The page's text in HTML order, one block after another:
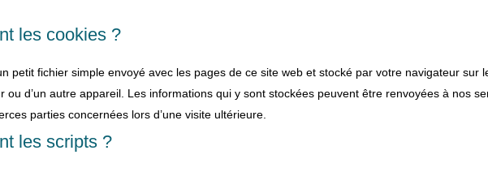
les cookies ?
petit fichier simple envoyé avec les pages de ce site web et stocké par votre navigateur sur
ou d’un autre appareil. Les informations qui y sont stockées peuvent être renvoyées à nos
parties concernées lors d’une visite ultérieure.
les scripts ?